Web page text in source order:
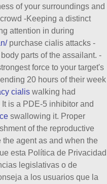
of your surroundings and
-Keeping a distinct
attention in during
purchase cialis attacks -
parts of the assailant. -
force to your target's
20 hours of their week
cialis walking had
is a PDE-5 inhibitor and
swallowing it. Proper
of the reproductive
agent as and when the
esta Política de Privacidad
legislativas o de
a los usuarios que la